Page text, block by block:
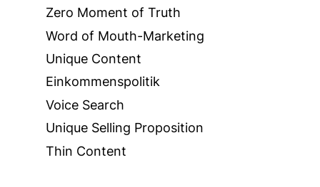
Zero Moment of Truth
Word of Mouth-Marketing
Unique Content
Einkommenspolitik
Voice Search
Unique Selling Proposition
Thin Content